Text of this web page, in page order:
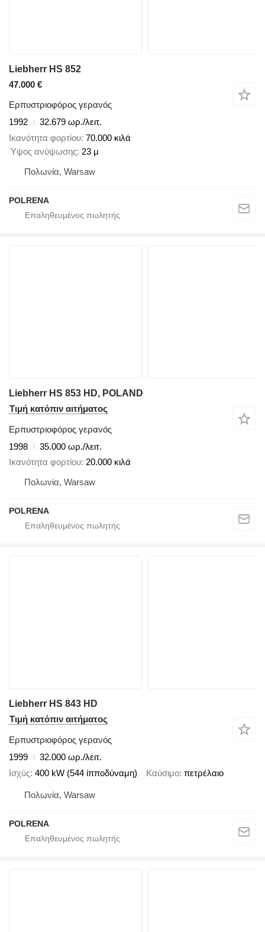
Liebherr HS 852
47.000 €
Ερπυστριοφόρος γερανός
1992
32.679 ωρ./λειτ.
Ικανότητα φορτίου 70.000 κιλά
Ύψος ανύψωσης 23 μ
Πολωνία, Warsaw
POLRENA
Liebherr HS 853 HD, POLAND
Τιμή κατόπιν αιτήματος
Ερπυστριοφόρος γερανός
1998
35.000 ωρ./λειτ.
Ικανότητα φορτίου 20.000 κιλά
Πολωνία, Warsaw
POLRENA
Liebherr HS 843 HD
Τιμή κατόπιν αιτήματος
Ερπυστριοφόρος γερανός
1999
32.000 ωρ./λειτ.
Ισχύς 400 kW (544 ίπποδύναμη) Καύσιμο πετρέλαιο
Πολωνία, Warsaw
POLRENA